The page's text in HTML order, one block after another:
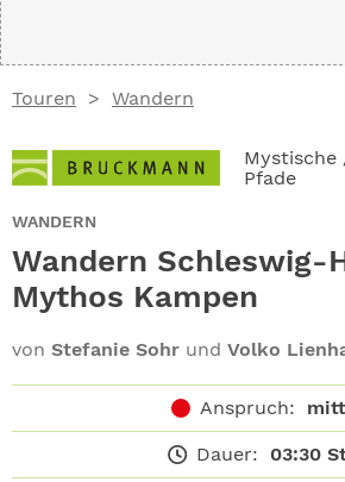
Touren Wandern
Mystische
Pfade
WANDERN
Wandern Schleswig-
Mythos Kampen
von Stefanie Sohr und Volko
Anspruch:
Dauer: 03:30
ABO
NEWSLETTER
SHOP